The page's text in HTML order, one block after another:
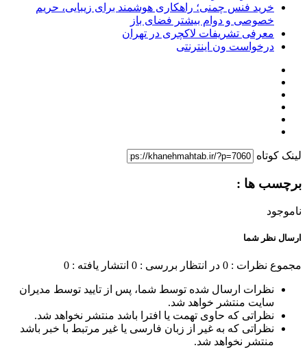
خرید فنس چمنی؛ راهکاری هوشمند برای زیبایی، حریم
خصوصی و دوام بیشتر فضای باز
معرفی تشریفات لاکچری در تهران
درخواست ون اینترنتی
لینک کوتاه
برچسب ها :
ناموجود
ارسال نظر شما
مجموع نظرات : 0 در انتظار بررسی : 0 انتشار یافته : 0
نظرات ارسال شده توسط شما، پس از تایید توسط مدیران
سایت منتشر خواهد شد.
نظراتی که حاوی تهمت یا افترا باشد منتشر نخواهد شد.
نظراتی که به غیر از زبان فارسی یا غیر مرتبط با خبر باشد
منتشر نخواهد شد.